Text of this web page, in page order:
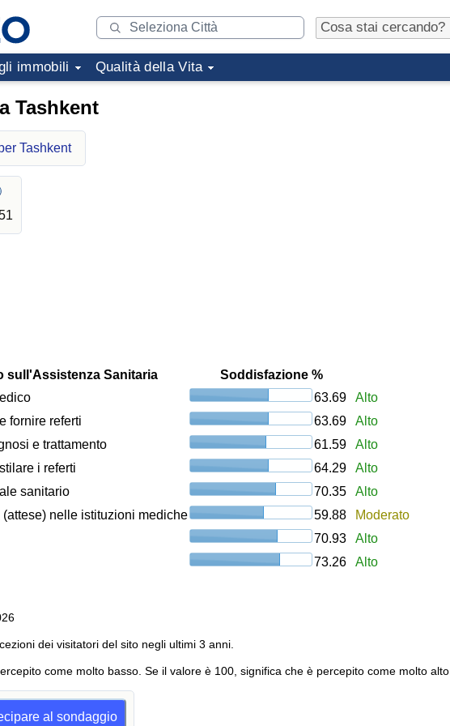
immobili Qualità della Vita
Tashkent
Tashkent
sull'Assistenza Sanitaria
Soddisfazione %
63.69
Alto
fornire referti
63.69
Alto
e trattamento
61.59
Alto
i referti
64.29
Alto
sanitario
70.35
Alto
nelle istituzioni mediche
59.88
Moderato
70.93
Alto
73.26 Alto
dei visitatori del sito negli ultimi 3 anni.
come molto basso. Se il valore è 100, significa che è percepito come molto alto.
al sondaggio